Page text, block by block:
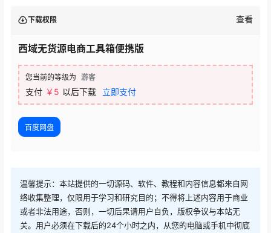
下载权限 查看
西域无货源电商工具箱便携版
您当前的等级为 游客
支付 ￥5 以后下载 立即支付
百度网盘
温馨提示：本站提供的一切源码、软件、教程和内容信息都来自网
络收集整理，仅限用于学习和研究目的；不得将上述内容用于商业
或者非法用途，否则，一切后果请用户自负，版权争议与本站无
关。用户必须在下载后的24个小时之内，从您的电脑或手机中彻底